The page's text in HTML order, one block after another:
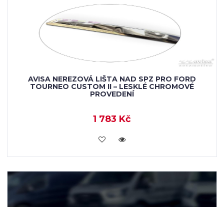
AVISA NEREZOVÁ LIŠTA NAD SPZ PRO FORD
TOURNEO CUSTOM II – LESKLÉ CHROMOVÉ
PROVEDENÍ
1 783 Kč
VLOŽIT DO KOŠÍKU